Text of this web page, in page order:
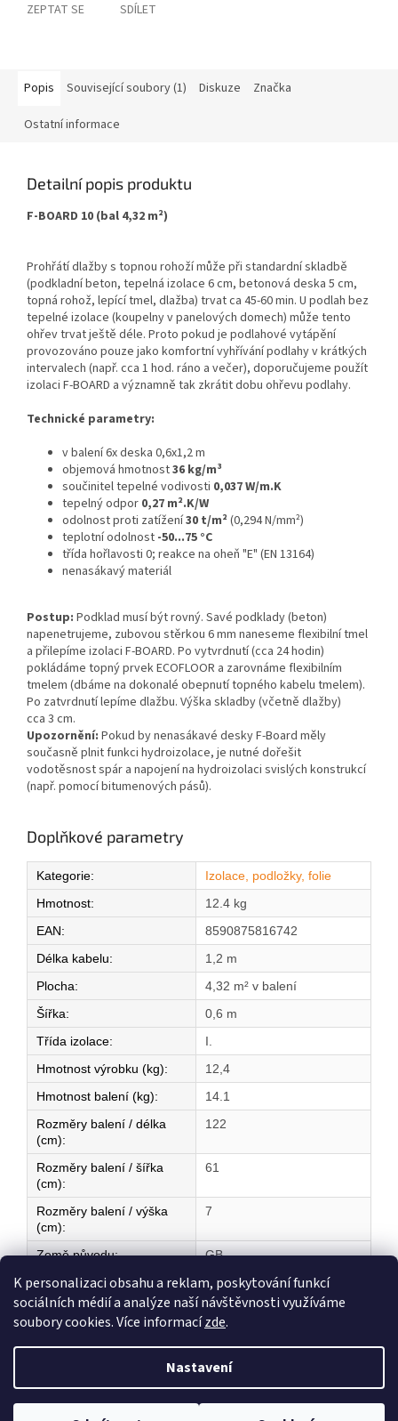
K personalizaci obsahu a reklam, poskytování funkcí
sociálních médií a analýze naší návštěvnosti využíváme
soubory cookies. Více informacízde.
Nastavení
ZEPTAT SE SDÍLET
Popis Související soubory (1) Diskuze Značka
Ostatní informace
Detailní popis produktu
F-BOARD 10 (bal 4,32 m²)
Prohřátí dlažby s topnou rohoží může při standardní skladbě
(podkladní beton, tepelná izolace 6 cm, betonová deska 5 cm,
topná rohož, lepící tmel, dlažba) trvat ca 45-60 min. U podlah bez
tepelné izolace (koupelny v panelových domech) může tento
ohřev trvat ještě déle. Proto pokud je podlahové vytápění
provozováno pouze jako komfortní vyhřívání podlahy v krátkých
intervalech (např. cca 1 hod. ráno a večer), doporučujeme použít
izolaci F-BOARD a významně tak zkrátit dobu ohřevu podlahy.
Technické parametry:
v balení 6x deska 0,6x1,2 m
objemová hmotnost36 kg/m³
součinitel tepelné vodivosti 0,037 W/m.K
tepelný odpor 0,27 m².K/W
odolnost proti zatížení30 t/m²(0,294 N/mm²)
teplotní odolnost -50...75 °C
třída hořlavosti 0; reakce na oheň "E" (EN 13164)
nenasákavý materiál
Postup: Podklad musí být rovný. Savé podklady (beton)
napenetrujeme, zubovou stěrkou 6 mm naneseme flexibilní tmel
a přilepíme izolaci F-BOARD. Po vytvrdnutí (cca 24 hodin)
pokládáme topný prvek ECOFLOOR a zarovnáme flexibilním
tmelem (dbáme na dokonalé obepnutí topného kabelu tmelem).
Po zatvrdnutí lepíme dlažbu. Výška skladby (včetně dlažby)
cca 3 cm.
Upozornění: Pokud by nenasákavé desky F-Board měly
současně plnit funkci hydroizolace, je nutné dořešit
vodotěsnost spár a napojení na hydroizolaci svislých konstrukcí
(např. pomocí bitumenových pásů).
Doplňkové parametry
Kategorie:
Izolace, podložky, folie
Hmotnost:
12.4 kg
EAN:
8590875816742
Délka kabelu:
1,2 m
Plocha:
4,32 m² v balení
Šířka:
0,6 m
Třída izolace:
I.
Hmotnost výrobku (kg):
12,4
Hmotnost balení (kg):
14.1
Rozměry balení / délka
(cm):
122
Rozměry balení / šířka
(cm):
61
Rozměry balení / výška
(cm):
7
Země původu: GB
Copyright 2026ELEKTRICKÉ TOPENÍ. Všechna práva vyhrazena.